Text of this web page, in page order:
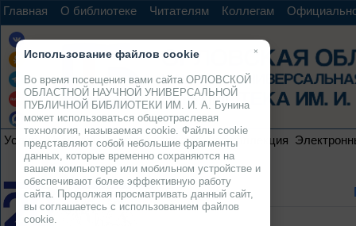
Главная О библиотеке Читателям Коллегам
Услуги Ресурсы Проекты Электронная коллекция
×
Использование файлов cookie
Во время посещения вами сайта ОРЛОВСКОЙ
ОБЛАСТНОЙ НАУЧНОЙ УНИВЕРСАЛЬНОЙ
ПУБЛИЧНОЙ БИБЛИОТЕКИ ИМ. И. А. Бунина
может использоваться общеотраслевая
технология, называемая cookie. Файлы cookie
представляют собой небольшие фрагменты
данных, которые временно сохраняются на
вашем компьютере или мобильном устройстве и
обеспечивают более эффективную работу
сайта. Продолжая просматривать данный сайт,
вы соглашаетесь с использованием файлов
cookie.